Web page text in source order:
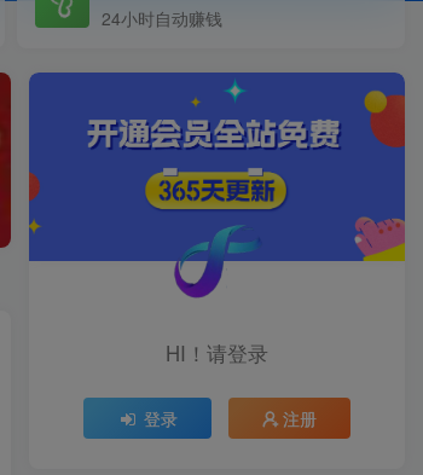
24小时自动赚钱
HI！请登录
登录 注册